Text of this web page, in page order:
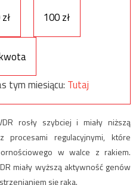
100 zł
tym miesiącu: Tutaj
rosły szybciej i miały niższą
procesami regulacyjnymi, które
w walce z rakiem.
miały wyższą aktywność genów
się raka.